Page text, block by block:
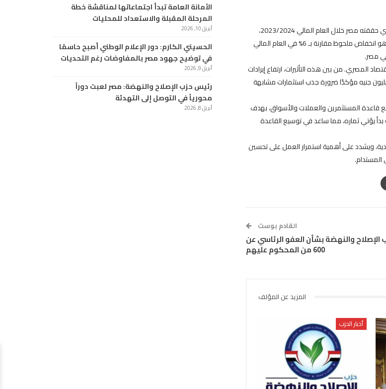
أعرب هشام عبد العزيز، رئيس حزب الإصلاح والنهضة، عن تقديره للتقدم الاقتصادي الذي حققته مصر خلال العام المالي 2023/2024،
مشيدًا بالجهود المبذولة لتقليص عجز الموازنة إلى 3.6% من الناتج المحلي الإجمالي، وهو انخفاض ملحوظ مقارنة بـ 6% في العام المالي
مصر.
المصري. من بين هذه التأثيرات، ارتفاع إيرادات
بنسبة 60% لتصل إلى 870 مليار جنيه، وزيادة الناتج المحلي الإجمالي إلى 14 تريليون جنيه مؤكدًا ضرورة جذب استثمارات مشابهة
قاعدة المستثمرين والعملات والأسواق، بهدف
بدأ يؤتي ثماره، مما ساعد في توسيع القاعدة
ويشدد على أهمية استمرار العمل على تحسين
المستدام.
القادم بوست
الإصلاح والنهضة بشأن العفو الرئاسي عن
600 من المحكوم عليهم
المزيد عن المؤلف
أخبار الحزب
الأمانة العامة تبدأ اجتماعاتها لمناقشة خطة
المرحلة المقبلة والاستعداد للمحليات
أبريل 10, 2026
الحسيني الكارم: دور الإعلام الوطني أصبح حاسمًا
في توضيح جهود مصر بالمفاوضات رغم التحديات
أبريل 9, 2026
رئيس حزب الإصلاح والنهضة: مصر لعبت دوراً
محورياً في التوصل إلى التهدئة
أبريل 8, 2026